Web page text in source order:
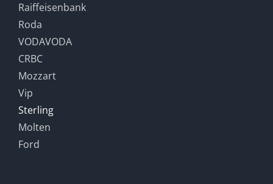
Raiffeisenbank
Roda
VODAVODA
CRBC
Mozzart
Vip
Sterling
Molten
Ford